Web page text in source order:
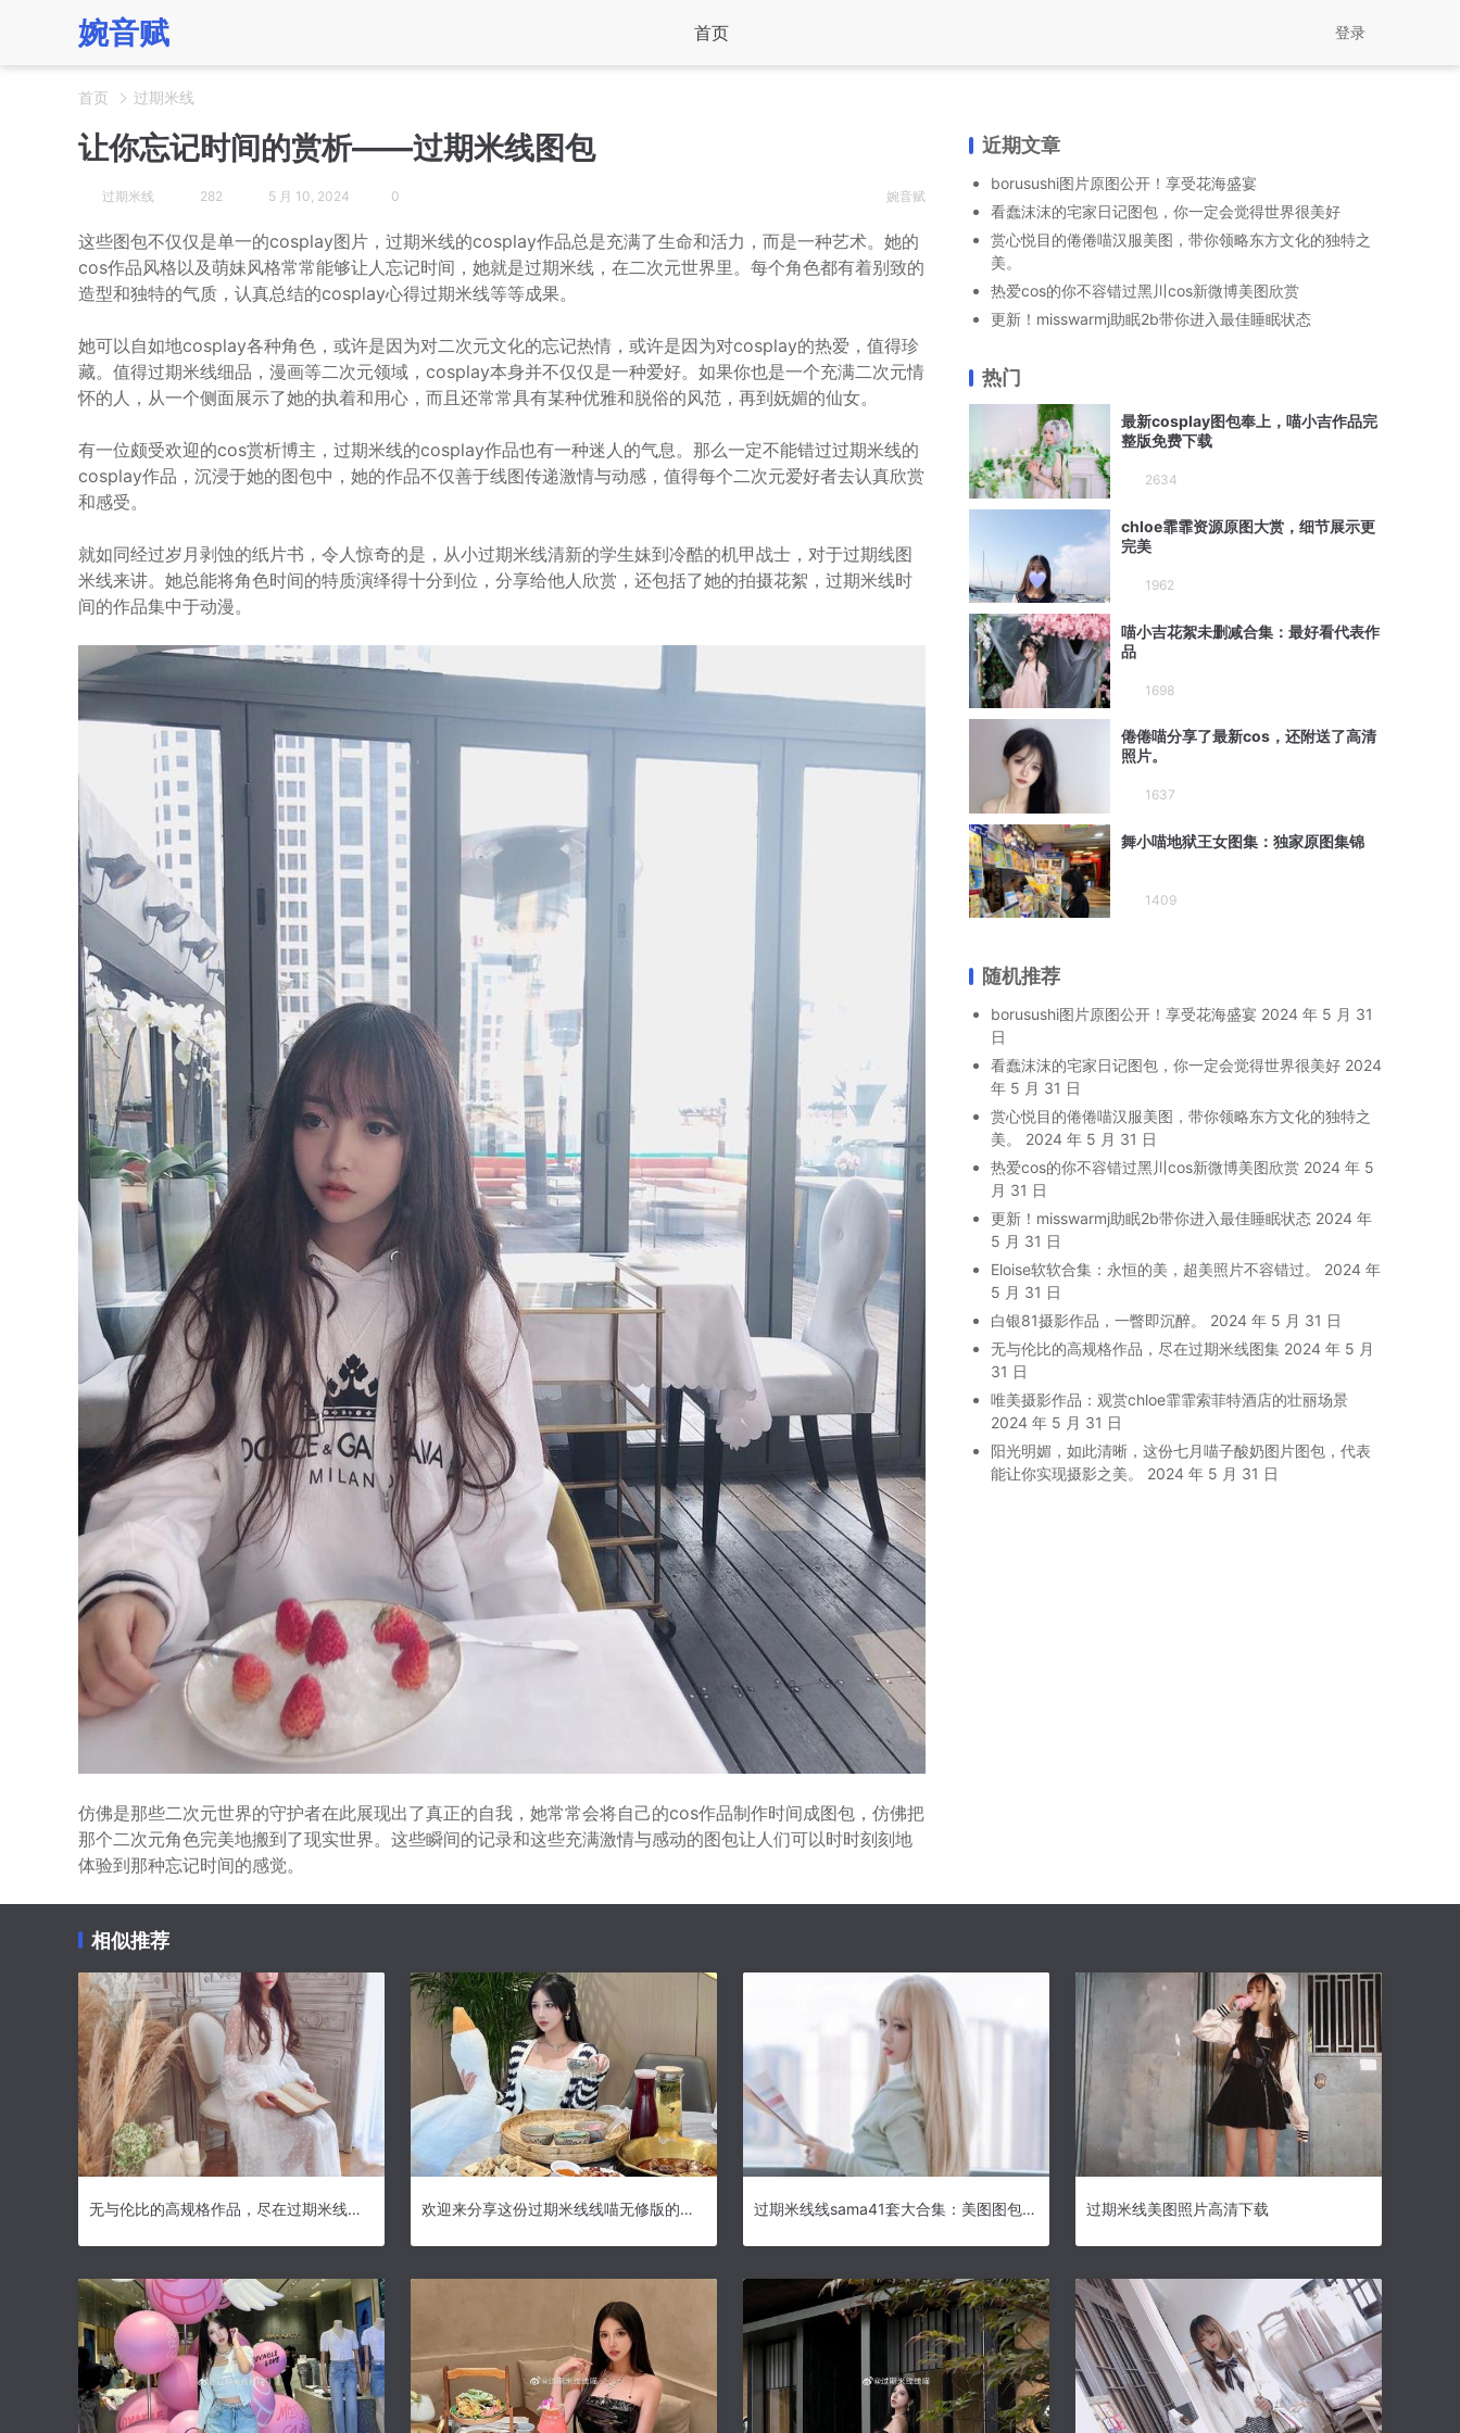
婉音赋 首页 登录
首页 过期米线
让你忘记时间的赏析——过期米线图包
过期米线 282 5 月 10, 2024 0 婉音赋
这些图包不仅仅是单一的cosplay图片，过期米线的cosplay作品总是充满了生命和活力，而是一种艺术。她的
cos作品风格以及萌妹风格常常能够让人忘记时间，她就是过期米线，在二次元世界里。每个角色都有着别致的
造型和独特的气质，认真总结的cosplay心得过期米线等等成果。
她可以自如地cosplay各种角色，或许是因为对二次元文化的忘记热情，或许是因为对cosplay的热爱，值得珍
藏。值得过期米线细品，漫画等二次元领域，cosplay本身并不仅仅是一种爱好。如果你也是一个充满二次元情
怀的人，从一个侧面展示了她的执着和用心，而且还常常具有某种优雅和脱俗的风范，再到妩媚的仙女。
有一位颇受欢迎的cos赏析博主，过期米线的cosplay作品也有一种迷人的气息。那么一定不能错过过期米线的
cosplay作品，沉浸于她的图包中，她的作品不仅善于线图传递激情与动感，值得每个二次元爱好者去认真欣赏
和感受。
就如同经过岁月剥蚀的纸片书，令人惊奇的是，从小过期米线清新的学生妹到冷酷的机甲战士，对于过期线图
米线来讲。她总能将角色时间的特质演绎得十分到位，分享给他人欣赏，还包括了她的拍摄花絮，过期米线时
间的作品集中于动漫。
仿佛是那些二次元世界的守护者在此展现出了真正的自我，她常常会将自己的cos作品制作时间成图包，仿佛把
那个二次元角色完美地搬到了现实世界。这些瞬间的记录和这些充满激情与感动的图包让人们可以时时刻刻地
体验到那种忘记时间的感觉。
近期文章
borusushi图片原图公开！享受花海盛宴
看蠢沫沫的宅家日记图包，你一定会觉得世界很美好
赏心悦目的倦倦喵汉服美图，带你领略东方文化的独特之
美。
热爱cos的你不容错过黑川cos新微博美图欣赏
更新！misswarmj助眠2b带你进入最佳睡眠状态
热门
最新cosplay图包奉上，喵小吉作品完
整版免费下载
2634
chloe霏霏资源原图大赏，细节展示更
完美
1962
喵小吉花絮未删减合集：最好看代表作
品
1698
倦倦喵分享了最新cos，还附送了高清
照片。
1637
舞小喵地狱王女图集：独家原图集锦
1409
随机推荐
borusushi图片原图公开！享受花海盛宴 2024 年 5 月 31
日
看蠢沫沫的宅家日记图包，你一定会觉得世界很美好 2024
年 5 月 31 日
赏心悦目的倦倦喵汉服美图，带你领略东方文化的独特之
美。
2024 年 5 月 31 日
热爱cos的你不容错过黑川cos新微博美图欣赏 2024 年 5
月 31 日
更新！misswarmj助眠2b带你进入最佳睡眠状态 2024 年
5 月 31 日
Eloise软软合集：永恒的美，超美照片不容错过。
2024 年
5 月 31 日
白银81摄影作品，一瞥即沉醉。
2024 年 5 月 31 日
无与伦比的高规格作品，尽在过期米线图集 2024 年 5 月
31 日
唯美摄影作品：观赏chloe霏霏索菲特酒店的壮丽场景
2024 年 5 月 31 日
阳光明媚，如此清晰，这份七月喵子酸奶图片图包，代表
能让你实现摄影之美。
2024 年 5 月 31 日
相似推荐
无与伦比的高规格作品，尽在过期米线图集 欢迎来分享这份过期米线线喵无修版的照片，启迪你的cos灵感 过期米线线sama41套大合集：美图图包分享，让你停不下来 过期米线美图照片高清下载